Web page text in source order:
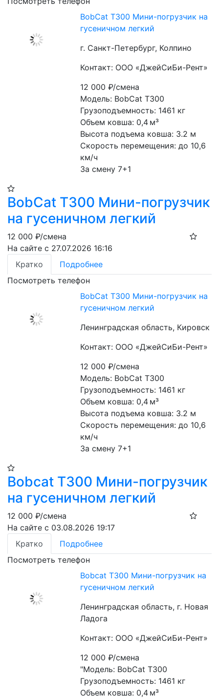
BobCat T300 Мини-погрузчик на
гусеничном легкий
г. Санкт-Петербург, Колпино
Контакт: ООО «ДжейСиБи-Рент»
12 000₽/смена
Модель: BobCat T300
Грузоподъемность: 1461 кг
Объем ковша: 0,4 м³
Высота подъема ковша: 3.2 м
Скорость перемещения: до 10,6
км/ч
За смену 7+1
BobCat T300 Мини-погрузчик
на гусеничном легкий
12 000 ₽/смена
На сайте с 27.07.2026 16:16
Кратко
Подробнее
Посмотреть телефон
BobCat T300 Мини-погрузчик на
гусеничном легкий
Ленинградская область, Кировск
Контакт: ООО «ДжейСиБи-Рент»
12 000₽/смена
Модель: BobCat T300
Грузоподъемность: 1461 кг
Объем ковша: 0,4 м³
Высота подъема ковша: 3.2 м
Скорость перемещения: до 10,6
км/ч
За смену 7+1
Bobcat T300 Мини-погрузчик
на гусеничном легкий
12 000 ₽/смена
На сайте с 03.08.2026 19:17
Кратко
Подробнее
Посмотреть телефон
Bobcat T300 Мини-погрузчик на
гусеничном легкий
Ленинградская область, г. Новая
Ладога
Контакт: ООО «ДжейСиБи-Рент»
12 000₽/смена
"Модель: BobCat T300
Грузоподъемность: 1461 кг
Объем ковша: 0,4 м³